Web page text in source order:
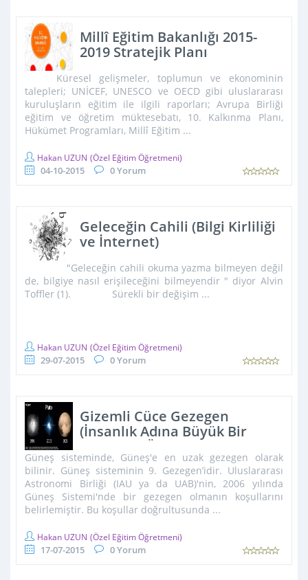
Millî Eğitim Bakanlığı 2015-
2019 Stratejik Planı
Küresel gelişmeler, toplumun ve ekonominin
talepleri; UNİCEF, UNESCO ve OECD gibi uluslararası
kuruluşların eğitim ile ilgili raporları; Avrupa Birliği
eğitim ve öğretim müktesebatı, 10. Kalkınma Planı,
Hükümet Programları, Millî Eğitim ...
Hakan UZUN (Özel Eğitim Öğretmeni)
04-10-2015 0 Yorum
Geleceğin Cahili (Bilgi Kirliliği
ve İnternet)
"Geleceğin cahili okuma yazma bilmeyen değil
de, bilgiye nasıl erişileceğini bilmeyendir " diyor Alvin
Toffler (1). Sürekli bir değişim ...
Hakan UZUN (Özel Eğitim Öğretmeni)
29-07-2015 0 Yorum
Gizemli Cüce Gezegen
(İnsanlık Adına Büyük Bir
Başarı) PLÜTON
Güneş sisteminde, Güneş'e en uzak gezegen olarak
bilinir. Güneş sisteminin 9. Gezegen’idir. Uluslararası
Astronomi Birliği (IAU ya da UAB)'nin, 2006 yılında
Güneş Sistemi'nde bir gezegen olmanın koşullarını
belirlemiştir. Bu koşullar doğrultusunda ...
Hakan UZUN (Özel Eğitim Öğretmeni)
17-07-2015 0 Yorum